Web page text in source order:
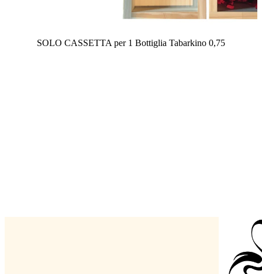
SOLO CASSETTA per 1 Bottiglia Tabarkino 0,75